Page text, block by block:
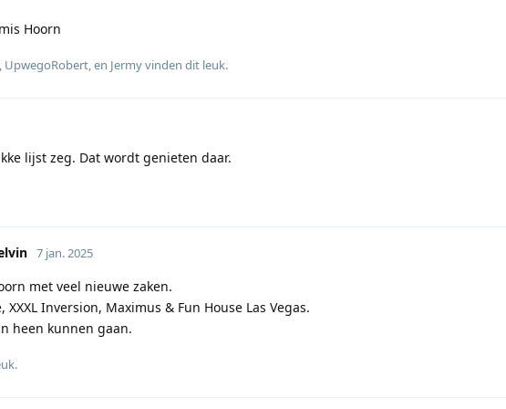
Hoorn
, UpwegoRobert, en Jermyvinden dit leuk.
lijst zeg. Dat wordt genieten daar.
7 jan. 2025
met veel nieuwe zaken.
XXXL Inversion, Maximus & Fun House Las Vegas.
heen kunnen gaan.
.